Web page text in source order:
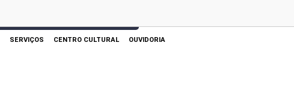
SERVIÇOS CENTRO CULTURAL OUVIDORIA